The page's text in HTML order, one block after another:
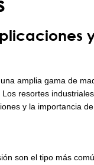
amplia gama de
resortes
y la importancia
son el tipo más